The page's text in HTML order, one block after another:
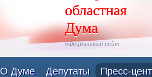
областная
Дума
официальный сайт
О Думе Депутаты Пресс-